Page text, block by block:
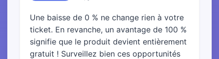
Une baisse de 0 % ne change rien à votre
ticket. En revanche, un avantage de 100 %
signifie que le produit devient entièrement
gratuit ! Surveillez bien ces opportunités